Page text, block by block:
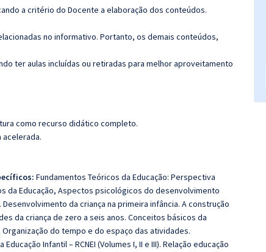
a critério do Docente a elaboração dos conteúdos.
no informativo. Portanto, os demais conteúdos,
ter aulas incluídas ou retiradas para melhor aproveitamento
como recurso didático completo.
acelerada.
Fundamentos Teóricos da Educação: Perspectiva
da Educação, Aspectos psicológicos do desenvolvimento
da criança na primeira infância. A construção
da criança de zero a seis anos. Conceitos básicos da
do tempo e do espaço das atividades.
Infantil – RCNEI (Volumes I, II e III). Relação educação